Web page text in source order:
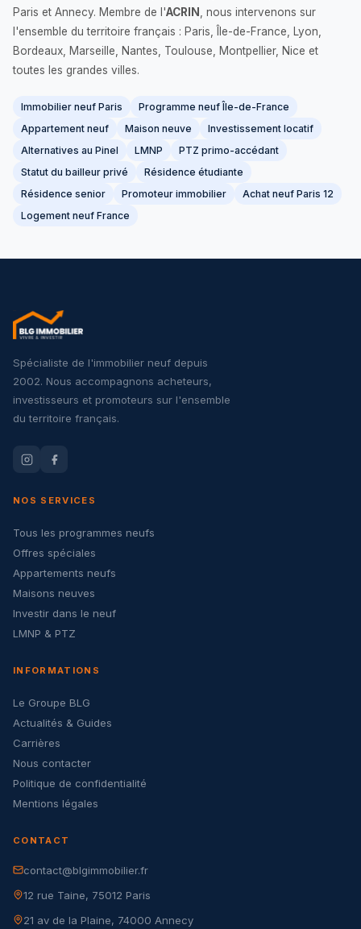
Paris et Annecy. Membre de l'ACRIN
, nous intervenons sur
l'ensemble du territoire français : Paris, Île-de-France, Lyon,
Bordeaux, Marseille, Nantes, Toulouse, Montpellier, Nice et
toutes les grandes villes.
Immobilier neuf Paris
Programme neuf Île-de-France
Appartement neuf
Maison neuve
Investissement locatif
Alternatives au Pinel
LMNP
PTZ primo-accédant
Statut du bailleur privé
Résidence étudiante
Résidence senior
Promoteur immobilier
Achat neuf Paris 12
Logement neuf France
Spécialiste de l'immobilier neuf depuis
2002. Nous accompagnons acheteurs,
investisseurs et promoteurs sur l'ensemble
du territoire français.
NOS SERVICES
Tous les programmes neufs
Offres spéciales
Appartements neufs
Maisons neuves
Investir dans le neuf
LMNP & PTZ
INFORMATIONS
Le Groupe BLG
Actualités & Guides
Carrières
Nous contacter
Politique de confidentialité
Mentions légales
CONTACT
contact@blgimmobilier.fr
12 rue Taine, 75012 Paris
21 av de la Plaine, 74000 Annecy